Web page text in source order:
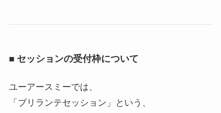
■ セッションの受付枠について
ユーアースミーでは、
「ブリランテセッション」という、